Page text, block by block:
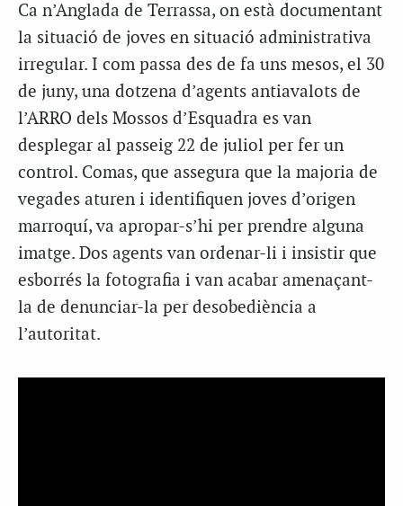
Ca n’Anglada de Terrassa, on està documentant
la situació de joves en situació administrativa
irregular. I com passa des de fa uns mesos, el 30
de juny, una dotzena d’agents antiavalots de
l’ARRO dels Mossos d’Esquadra es van
desplegar al passeig 22 de juliol per fer un
control. Comas, que assegura que la majoria de
vegades aturen i identifiquen joves d’origen
marroquí, va apropar-s’hi per prendre alguna
imatge. Dos agents van ordenar-li i insistir que
esborrés la fotografia i van acabar amenaçant-
la de denunciar-la per desobediència a
l’autoritat.